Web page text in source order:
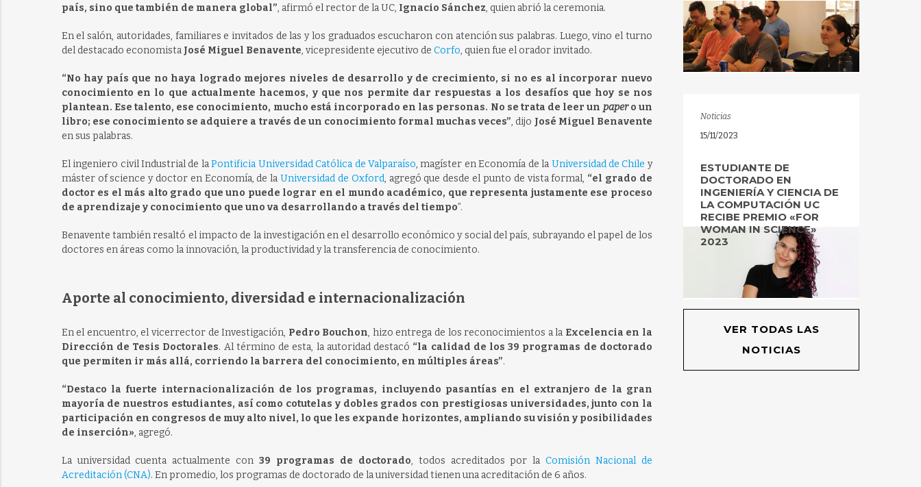
país, sino que también de manera global”, afirmó el rector de la UC, Ignacio Sánchez, quien abrió la ceremonia.
En el salón, autoridades, familiares e invitados de las y los graduados escucharon con atención sus palabras. Luego, vino el turno
del destacado economista José Miguel Benavente, vicepresidente ejecutivo de Corfo, quien fue el orador invitado.
“No hay país que no haya logrado mejores niveles de desarrollo y de crecimiento, si no es al incorporar nuevo
conocimiento en lo que actualmente hacemos, y que nos permite dar respuestas a los desafíos que hoy se nos
plantean. Ese talento, ese conocimiento, mucho está incorporado en las personas. No se trata de leer un papero un
libro; ese conocimiento se adquiere a través de un conocimiento formal muchas veces”, dijo José Miguel Benavente
en sus palabras.
El ingeniero civil Industrial de laPontificia Universidad Católica de Valparaíso, magíster en Economía de la Universidad de Chile y
máster of science y doctor en Economía, de laUniversidad de Oxford, agregó que desde el punto de vista formal, “el grado de
doctor es el más alto grado que uno puede lograr en el mundo académico, que representa justamente ese proceso
de aprendizaje y conocimiento que uno va desarrollando a través del tiempo”.
Benavente también resaltó el impacto de la investigación en el desarrollo económico y social del país, subrayando el papel de los
doctores en áreas como la innovación, la productividad y la transferencia de conocimiento.
Aporte al conocimiento, diversidad e internacionalización
En el encuentro, el vicerrector de Investigación, Pedro Bouchon, hizo entrega de los reconocimientos a la Excelencia en la
Dirección de Tesis Doctorales. Al término de esta, la autoridad destacó “la calidad de los 39 programas de doctorado
que permiten ir más allá, corriendo la barrera del conocimiento, en múltiples áreas”.
“Destaco la fuerte internacionalización de los programas, incluyendo pasantías en el extranjero de la gran
mayoría de nuestros estudiantes, así como cotutelas y dobles grados con prestigiosas universidades, junto con la
participación en congresos de muy alto nivel, lo que les expande horizontes, ampliando su visión y posibilidades
de inserción», agregó.
La universidad cuenta actualmente con39 programas de doctorado, todos acreditados por laComisión Nacional de
Acreditación (CNA). En promedio, los programas de doctorado de la universidad tienen una acreditación de 6 años.
Noticias
15/11/2023
ESTUDIANTE DE
DOCTORADO EN
INGENIERÍA Y CIENCIA DE
LA COMPUTACIÓN UC
RECIBE PREMIO «FOR
WOMAN IN SCIENCE»
2023
VER TODAS LAS
NOTICIAS